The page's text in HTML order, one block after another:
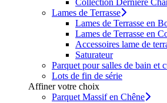
Collection Dernière
Lames de Terrasse
Lames de Terrasse en
Lames de Terrasse en
Accessoires lame de
Saturateur
Parquet pour salles de bain et
Lots de fin de série
Affiner votre choix
Parquet Massif en Chêne